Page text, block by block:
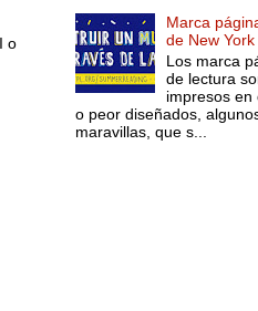
o
Marca
de New York
Los marca
de lectura
impresos en
o peor diseñados,
maravillas, que s...